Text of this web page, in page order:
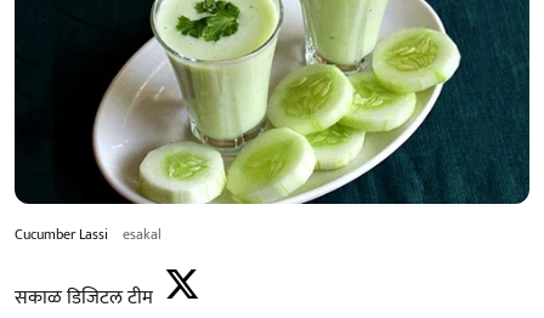
Cucumber Lassi esakal
सकाळ डिजिटल टीम